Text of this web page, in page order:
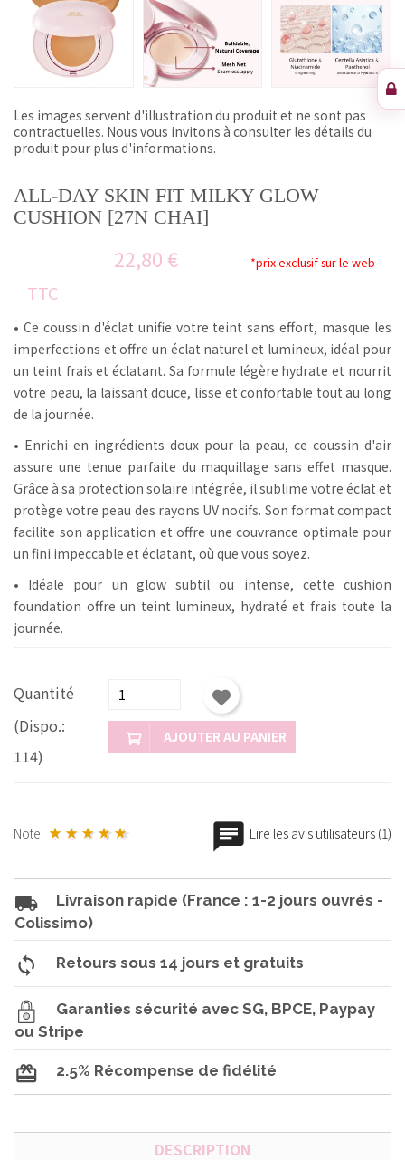
Les images servent d'illustration du produit et ne sont pas
contractuelles. Nous vous invitons à consulter les détails du
produit pour plus d'informations.
ALL-DAY SKIN FIT MILKY GLOW
CUSHION [27N CHAI]
22,80 € *prix exclusif sur le web
TTC
• Ce coussin d'éclat unifie votre teint sans effort, masque les
imperfections et offre un éclat naturel et lumineux, idéal pour
un teint frais et éclatant. Sa formule légère hydrate et nourrit
votre peau, la laissant douce, lisse et confortable tout au long
de la journée.
• Enrichi en ingrédients doux pour la peau, ce coussin d'air
assure une tenue parfaite du maquillage sans effet masque.
Grâce à sa protection solaire intégrée, il sublime votre éclat et
protège votre peau des rayons UV nocifs. Son format compact
facilite son application et offre une couvrance optimale pour
un fini impeccable et éclatant, où que vous soyez.
• Idéale pour un glow subtil ou intense, cette cushion
foundation offre un teint lumineux, hydraté et frais toute la
journée.
Quantité
(Dispo.:
114)
AJOUTER AU PANIER
Note Lire les avis utilisateurs (1)
Livraison rapide (France : 1-2 jours ouvrés -
Colissimo)
Retours sous 14 jours et gratuits
Garanties sécurité avec SG, BPCE, Paypay
ou Stripe
2.5% Récompense de fidélité
DESCRIPTION